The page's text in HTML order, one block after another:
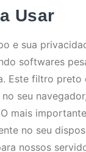
Usar
e sua
softwares
Este filtro preto
seu
mais
no seu
nossos